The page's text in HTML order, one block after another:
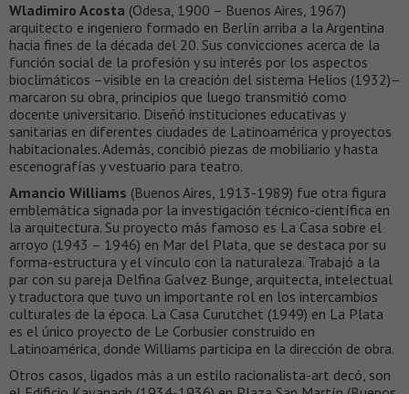
Wladimiro Acosta (Odesa, 1900 – Buenos Aires, 1967)
arquitecto e ingeniero formado en Berlín arriba a la Argentina
hacia fines de la década del 20. Sus convicciones acerca de la
función social de la profesión y su interés por los aspectos
bioclimáticos –visible en la creación del sistema Helios (1932)–
marcaron su obra, principios que luego transmitió como
docente universitario. Diseñó instituciones educativas y
sanitarias en diferentes ciudades de Latinoamérica y proyectos
habitacionales. Además, concibió piezas de mobiliario y hasta
escenografías y vestuario para teatro.
Amancio Williams (Buenos Aires, 1913-1989) fue otra figura
emblemática signada por la investigación técnico-científica en
la arquitectura. Su proyecto más famoso es La Casa sobre el
arroyo (1943 – 1946) en Mar del Plata, que se destaca por su
forma-estructura y el vínculo con la naturaleza. Trabajó a la
par con su pareja Delfina Galvez Bunge, arquitecta, intelectual
y traductora que tuvo un importante rol en los intercambios
culturales de la época. La Casa Curutchet (1949) en La Plata
es el único proyecto de Le Corbusier construido en
Latinoamérica, donde Williams participa en la dirección de obra.
Otros casos, ligados más a un estilo racionalista-art decó, son